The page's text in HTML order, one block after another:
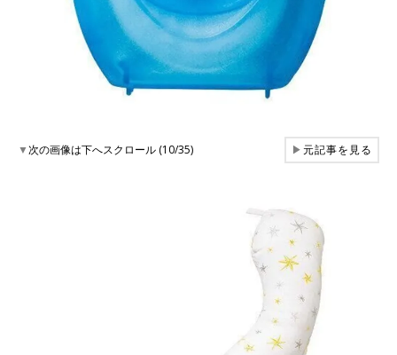
▼次の画像は下へスクロール (10/35) ▶元記事を見る